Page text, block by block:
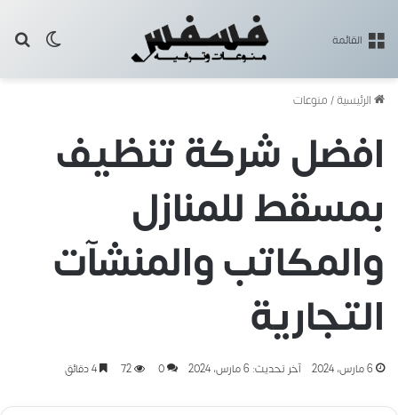
القائمة
الرئيسية/منوعات
افضل شركة تنظيف
بمسقط للمنازل
والمكاتب والمنشآت
التجارية
6 مارس، 2024 آخر تحديث: 6 مارس، 2024 0
72